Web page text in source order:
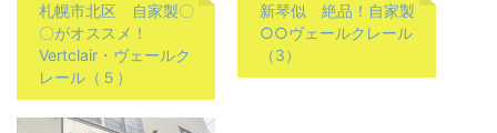
札幌市北区 自家製〇
〇がオススメ！
Vertclair・ヴェールク
レール（５）
新琴似 絶品！自家製
○○ヴェールクレール
（3）